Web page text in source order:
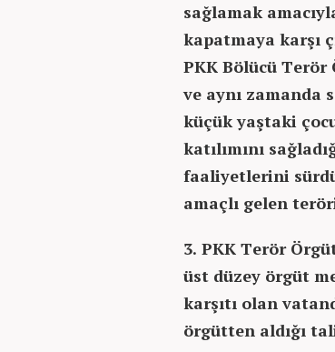
sağlamak
kapatmaya karşı
PKK Bölücü Terör
ve aynı zamanda
küçük yaştaki
katılımını
faaliyetlerini
amaçlı gelen
3. PKK Terör
üst düzey örgüt
karşıtı olan
örgütten aldığı